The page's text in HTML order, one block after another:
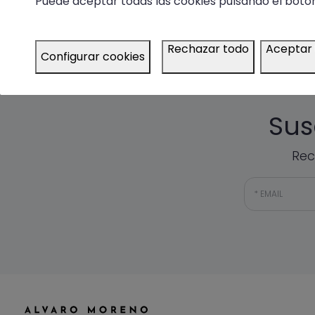
EMAIL
Configurar cookies Rechazar todo Aceptar